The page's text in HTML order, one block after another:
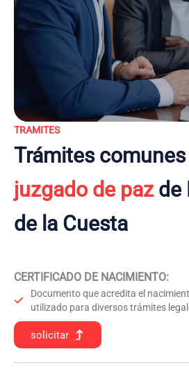
TRAMITES
Trámites comunes
juzgado de pazde
de la Cuesta
CERTIFICADO DE NACIMIENTO:
Documento que acredita el
utilizado para diversos trámites
solicitar